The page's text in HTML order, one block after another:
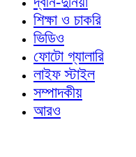
শিক্ষা ও চাকরি
ভিডিও
ফোটো গ্যালারি
লাইফ স্টাইল
সম্পাদকীয়
আরও